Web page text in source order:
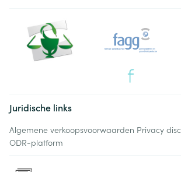
Juridische links
Algemene verkoopsvoorwaarden Privacy
ODR-platform